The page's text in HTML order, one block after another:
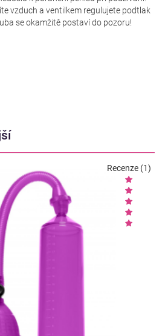
vzduch a ventilkem regulujete podtlak
se okamžitě postaví do pozoru!
Recenze (1)